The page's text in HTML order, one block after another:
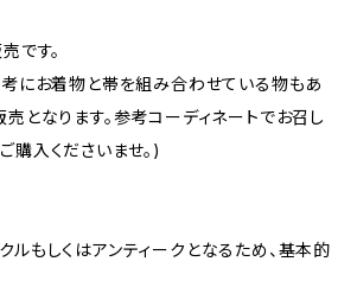
です。
にお着物と帯を組み合わせている物もあ
売となります。参考コーディネートでお召し
購入くださいませ。)
ルもしくはアンティークとなるため、基本的